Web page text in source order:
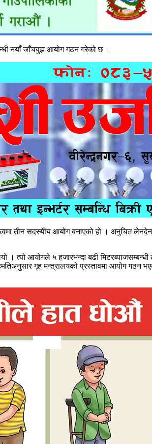
नयाँ जाँचबुझ आयोग गठन गरेको छ ।
तीन सदस्यीय आयोग बनाएको हो । अनुचित
। त्यो आयोगले ५ हजारभन्दा बढी
गृह मन्त्रालयको प्रस्तावमा आयोग गठन